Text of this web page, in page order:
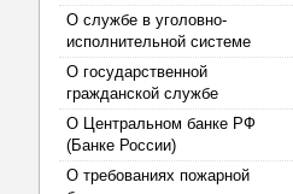
О службе в уголовно-
исполнительной системе
О государственной
гражданской службе
О Центральном банке РФ
(Банке России)
О требованиях пожарной